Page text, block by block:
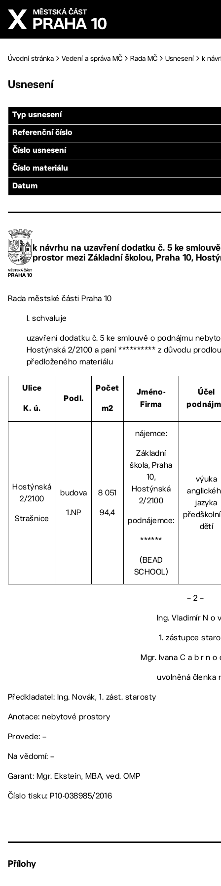
Přejít na hlavní obsah
Úvodní stránka Vedení a správa MČ Rada MČ Usnesení k
Usnesení
Typ usnesení
Referenční číslo
Číslo usnesení
Číslo materiálu
Datum
k návrhu na uzavření dodatku č. 5 ke
prostor mezi Základní školou, Praha 10,
Rada městské části Praha 10
I. schvaluje
uzavření dodatku č. 5 ke smlouvě o podnájmu
Hostýnská 2/2100 a paní ********** z důvodu
předloženého materiálu
Ulice
K. ú.
Podl.
Počet
m2
Jméno-
Firma
Účel
Hostýnská
2/2100
Strašnice
budova
1.NP
8 051
94,4
nájemce:
Základní
škola, Praha
10,
Hostýnská
2/2100
podnájemce:
******
(BEAD
SCHOOL)
výuka
jazyka
dětí
– 2 –
Ing. Vladimír N o
1. zástupce
Mgr. Ivana C a b r n o
uvolněná členka
Předkladatel: Ing. Novák, 1. zást. starosty
Anotace: nebytové prostory
Provede: –
Na vědomí: –
Garant: Mgr. Ekstein, MBA, ved. OMP
Číslo tisku: P10-038985/2016
Přílohy